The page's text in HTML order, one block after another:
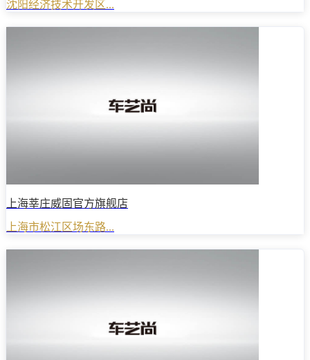
沈阳经济技术开发区...
上海莘庄威固官方旗舰店
上海市松江区场东路...